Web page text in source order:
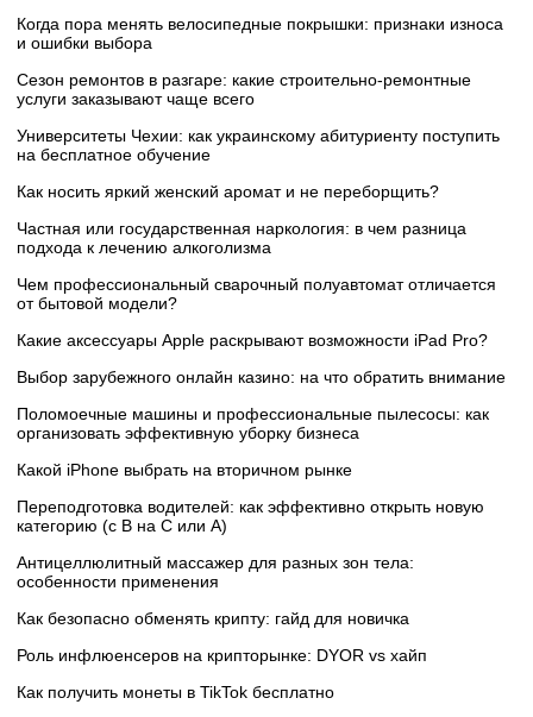
Когда пора менять велосипедные покрышки: признаки износа
и ошибки выбора
Сезон ремонтов в разгаре: какие строительно-ремонтные
услуги заказывают чаще всего
Университеты Чехии: как украинскому абитуриенту поступить
на бесплатное обучение
Как носить яркий женский аромат и не переборщить?
Частная или государственная наркология: в чем разница
подхода к лечению алкоголизма
Чем профессиональный сварочный полуавтомат отличается
от бытовой модели?
Какие аксессуары Apple раскрывают возможности iPad Pro?
Выбор зарубежного онлайн казино: на что обратить внимание
Поломоечные машины и профессиональные пылесосы: как
организовать эффективную уборку бизнеса
Какой iPhone выбрать на вторичном рынке
Переподготовка водителей: как эффективно открыть новую
категорию (с B на C или А)
Антицеллюлитный массажер для разных зон тела:
особенности применения
Как безопасно обменять крипту: гайд для новичка
Роль инфлюенсеров на крипторынке: DYOR vs хайп
Как получить монеты в TikTok бесплатно